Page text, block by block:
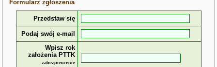
Formularz zgłoszenia
Przedstaw się
Podaj swój e-mail
Wpisz rok
założenia PTTK
zabezpieczenie